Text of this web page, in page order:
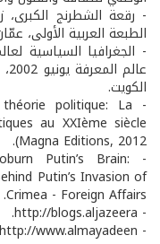
- رقعة الشطرنج الكبرى،
الطبعة العربية الأولى، عمّان 1999،
الكويت.
politique: La
Magna Editions, 2012).
Putin’s Brain:
Putin’s Invasion of
Crimea - Foreign Affairs.
- http://blogs.aljazeera.
- http://www.almayadeen.